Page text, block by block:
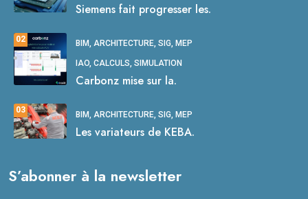
Siemens fait progresser les.
02 BIM, ARCHITECTURE, SIG, MEP
IAO, CALCULS, SIMULATION
Carbonz mise sur la.
03 BIM, ARCHITECTURE, SIG, MEP
Les variateurs de KEBA.
S’abonner à la newsletter